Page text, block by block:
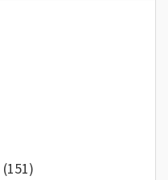
(151)